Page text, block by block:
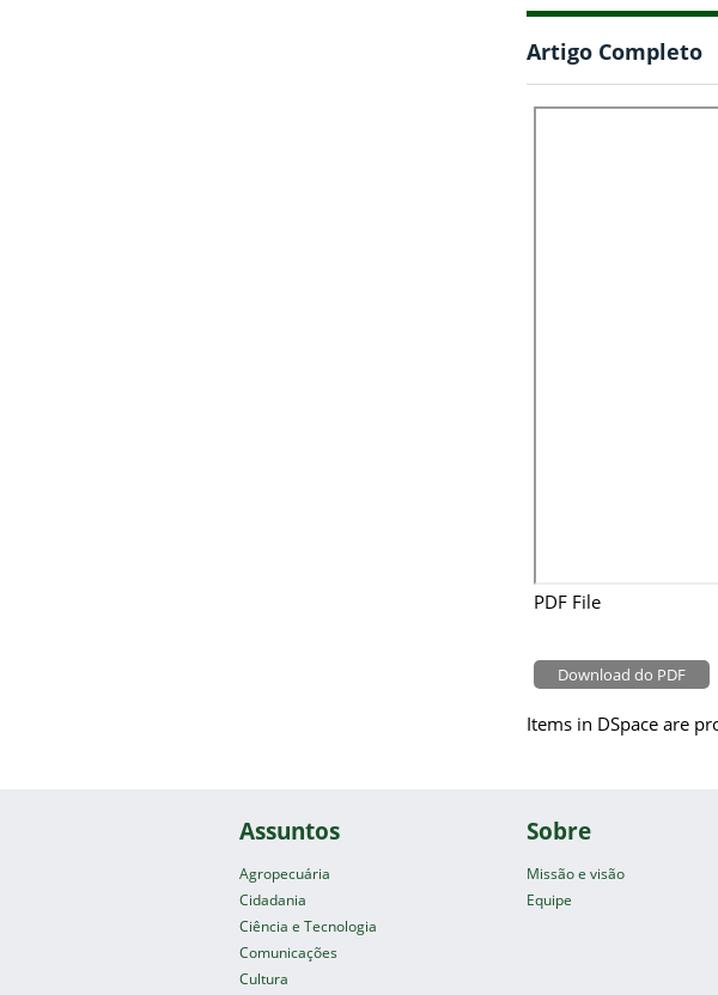
Artigo Completo
PDF File
Download do PDF
Items in DSpace are
Assuntos
Agropecuária
Cidadania
Ciência e Tecnologia
Comunicações
Cultura
Sobre
Missão e visão
Equipe